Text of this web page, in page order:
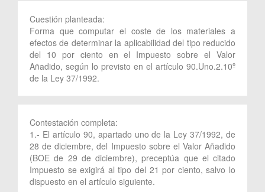
Cuestión planteada:
Forma que computar el coste de los materiales a
efectos de determinar la aplicabilidad del tipo reducido
del 10 por ciento en el Impuesto sobre el Valor
Añadido, según lo previsto en el artículo 90.Uno.2.10º
de la Ley 37/1992.
Contestación completa:
1.- El artículo 90, apartado uno de la Ley 37/1992, de
28 de diciembre, del Impuesto sobre el Valor Añadido
(BOE de 29 de diciembre), preceptúa que el citado
Impuesto se exigirá al tipo del 21 por ciento, salvo lo
dispuesto en el artículo siguiente.